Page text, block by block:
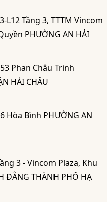
L12 Tầng 3, TTTM Vincom
PHƯỜNG AN HẢI
Phan Châu Trinh
HẢI CHÂU
Hòa Bình PHƯỜNG AN
3 - Vincom Plaza, Khu
ĐẰNG THÀNH PHỐ HẠ